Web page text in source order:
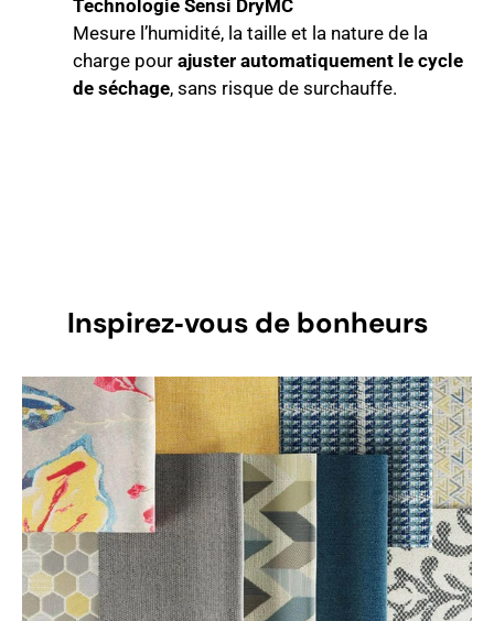
Technologie Sensi DryMC
Mesure l’humidité, la taille et la nature de la
charge pour ajuster automatiquement le cycle
de séchage, sans risque de surchauffe.
Inspirez‑vous de bonheurs